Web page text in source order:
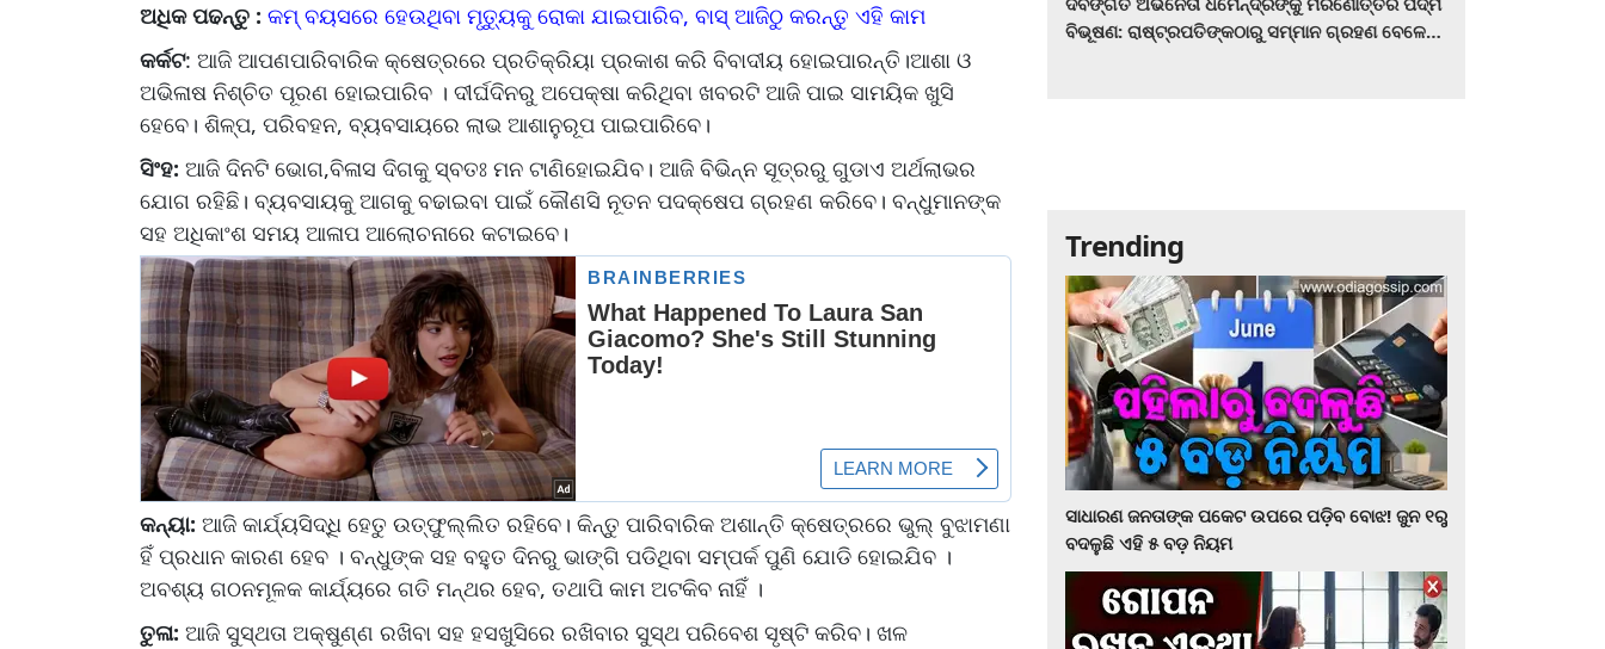
ଅଧିକ ପଢନ୍ତୁ : କମ୍ ବୟସରେ ହେଉଥିବା ମୃତ୍ୟୁକୁ ରୋକା ଯାଇପାରିବ, ବାସ୍ ଆଜିଠୁ କରନ୍ତୁ ଏହି କାମ
କର୍କଟ: ଆଜି ଆପଣପାରିବାରିକ କ୍ଷେତ୍ରରେ ପ୍ରତିକ୍ରିୟା ପ୍ରକାଶ କରି ବିବାଦୀୟ ହୋଇପାରନ୍ତି।ଆଶା ଓ
ଅଭିଳାଷ ନିଶ୍ଚିତ ପୂରଣ ହୋଇପାରିବ । ଦୀର୍ଘଦିନରୁ ଅପେକ୍ଷା କରିଥିବା ଖବରଟି ଆଜି ପାଇ ସାମୟିକ ଖୁସି
ହେବେ। ଶିଳ୍ପ, ପରିବହନ, ବ୍ୟବସାୟରେ ଲାଭ ଆଶାନୁରୂପ ପାଇପାରିବେ।
ସିଂହ: ଆଜି ଦିନଟି ଭୋଗ,ବିଳାସ ଦିଗକୁ ସ୍ବତଃ ମନ ଟାଣିହୋଇଯିବ। ଆଜି ବିଭିନ୍ନ ସୂତ୍ରରୁ ଗୁଡାଏ ଅର୍ଥଲାଭର
ଯୋଗ ରହିଛି। ବ୍ୟବସାୟକୁ ଆଗକୁ ବଢାଇବା ପାଇଁ କୌଣସି ନୂତନ ପଦକ୍ଷେପ ଗ୍ରହଣ କରିବେ। ବନ୍ଧୁମାନଙ୍କ
ସହ ଅଧିକାଂଶ ସମୟ ଆଳାପ ଆଲୋଚନାରେ କଟାଇବେ।
କନ୍ୟା: ଆଜି କାର୍ଯ୍ୟସିଦ୍ଧି ହେତୁ ଉତ୍‌ଫୁଲ୍ଲିତ ରହିବେ। କିନ୍ତୁ ପାରିବାରିକ ଅଶାନ୍ତି କ୍ଷେତ୍ରରେ ଭୁଲ୍‌ ବୁଝାମଣା
ହିଁ ପ୍ରଧାନ କାରଣ ହେବ । ବନ୍ଧୁଙ୍କ ସହ ବହୁତ ଦିନରୁ ଭାଙ୍ଗି ପଡିଥିବା ସମ୍ପର୍କ ପୁଣି ଯୋଡି ହୋଇଯିବ ।
ଅବଶ୍ୟ ଗଠନମୂଳକ କାର୍ଯ୍ୟରେ ଗତି ମନ୍ଥର ହେବ, ତଥାପି କାମ ଅଟକିବ ନାହିଁ ।
ତୁଳା: ଆଜି ସୁସ୍ଥତା ଅକ୍ଷୁଣ୍ଣ ରଖିବା ସହ ହସଖୁସିରେ ରଖିବାର ସୁସ୍ଥ ପରିବେଶ ସୃଷ୍ଟି କରିବ। ଖଳ
ବିଭୂଷଣ: ରାଷ୍ଟ୍ରପତିଙ୍କଠାରୁ ସମ୍ମାନ ଗ୍ରହଣ ବେଳେ
Trending
ସାଧାରଣ ଜନତାଙ୍କ ପକେଟ ଉପରେ ପଡ଼ିବ ବୋଝ! ଜୁନ ୧ରୁ
ବଦଳୁଛି ଏହି ୫ ବଡ଼ ନିୟମ